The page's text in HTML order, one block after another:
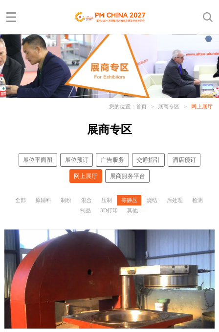
您的位置： 首页 > 展商专区 > 网上展厅
展商专区
展位平面图 展位预订 广告服务 交通指引 酒店预订
网上展厅 展商服务平台
全部 原辅料 制粉 混合 压制 等静压 烧结 后处理
检测
制品
3D打印 其他